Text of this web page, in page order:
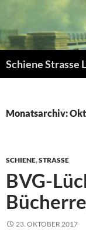
springen
Schiene Strasse
Monatsarchiv:
SCHIENE,STRASSE
BVG-
23. OKTOBER 2017